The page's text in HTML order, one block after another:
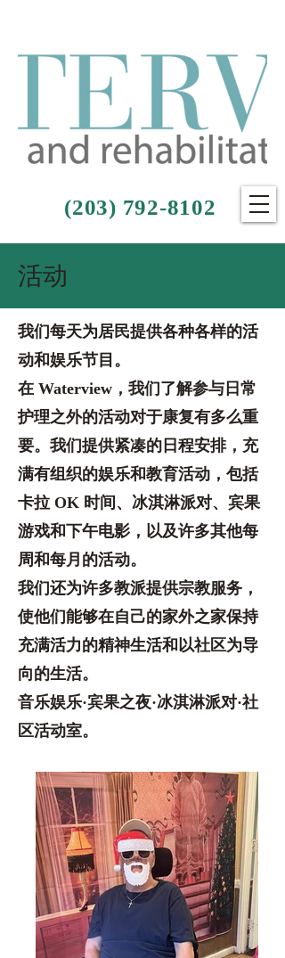
(203) 792-8102
活动
我们每天为居民提供各种各样的活
动和娱乐节目。
在 Waterview，我们了解参与日常
护理之外的活动对于康复有多么重
要。我们提供紧凑的日程安排，充
满有组织的娱乐和教育活动，包括
卡拉 OK 时间、冰淇淋派对、宾果
游戏和下午电影，以及许多其他每
周和每月的活动。
我们还为许多教派提供宗教服务，
使他们能够在自己的家外之家保持
充满活力的精神生活和以社区为导
向的生活。
音乐娱乐·宾果之夜·冰淇淋派对·社
区活动室。